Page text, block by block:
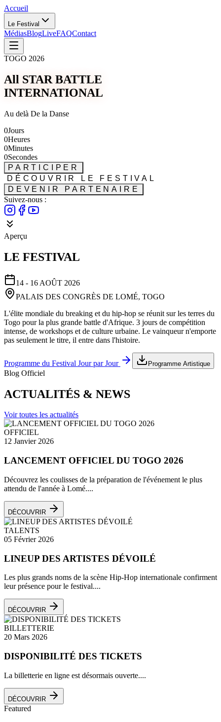
Accueil
Le Festival
MédiasBlogLiveFAQContact
TOGO 2026
All STAR BATTLE
INTERNATIONAL
Au delà De la Danse
0Jours
0Heures
0Minutes
0Secondes
PARTICIPER
DÉCOUVRIR LE FESTIVAL
DEVENIR PARTENAIRE
Suivez-nous :
Aperçu
LE FESTIVAL
14 - 16 AOÛT 2026
PALAIS DES CONGRÈS DE LOMÉ, TOGO
L'élite mondiale du breaking et du hip-hop se réunit sur les terres du
Togo pour la plus grande battle d'Afrique. 3 jours de compétition
intense, de workshops et de culture urbaine. Le vainqueur n'emporte
pas seulement le titre, il entre dans l'histoire.
Programme du Festival Jour par Jour Programme Artistique
Blog Officiel
ACTUALITÉS & NEWS
Voir toutes les actualités
OFFICIEL
12 Janvier 2026
LANCEMENT OFFICIEL DU TOGO 2026
Découvrez les coulisses de la préparation de l'événement le plus
attendu de l'année à Lomé....
DÉCOUVRIR
TALENTS
05 Février 2026
LINEUP DES ARTISTES DÉVOILÉ
Les plus grands noms de la scène Hip-Hop internationale confirment
leur présence pour le festival....
DÉCOUVRIR
BILLETTERIE
20 Mars 2026
DISPONIBILITÉ DES TICKETS
La billetterie en ligne est désormais ouverte....
DÉCOUVRIR
Featured